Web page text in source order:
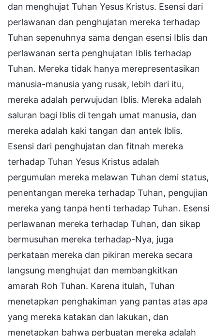
dan menghujat Tuhan Yesus Kristus. Esensi dari
perlawanan dan penghujatan mereka terhadap
Tuhan sepenuhnya sama dengan esensi Iblis dan
perlawanan serta penghujatan Iblis terhadap
Tuhan. Mereka tidak hanya merepresentasikan
manusia-manusia yang rusak, lebih dari itu,
mereka adalah perwujudan Iblis. Mereka adalah
saluran bagi Iblis di tengah umat manusia, dan
mereka adalah kaki tangan dan antek Iblis.
Esensi dari penghujatan dan fitnah mereka
terhadap Tuhan Yesus Kristus adalah
pergumulan mereka melawan Tuhan demi status,
penentangan mereka terhadap Tuhan, pengujian
mereka yang tanpa henti terhadap Tuhan. Esensi
perlawanan mereka terhadap Tuhan, dan sikap
bermusuhan mereka terhadap-Nya, juga
perkataan mereka dan pikiran mereka secara
langsung menghujat dan membangkitkan
amarah Roh Tuhan. Karena itulah, Tuhan
menetapkan penghakiman yang pantas atas apa
yang mereka katakan dan lakukan, dan
menetapkan bahwa perbuatan mereka adalah